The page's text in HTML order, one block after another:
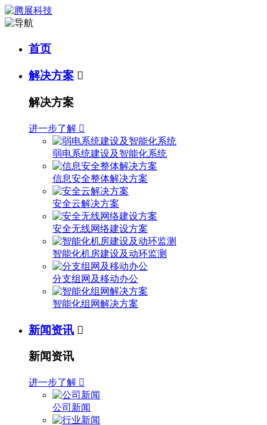
首页
解决方案 
解决方案
进一步了解 
弱电系统建设及智能化系统
信息安全整体解决方案
安全云解决方案
安全无线网络建设方案
智能化机房建设及动环监测
分支组网及移动办公
智能化组网解决方案
新闻资讯 
新闻资讯
进一步了解 
公司新闻